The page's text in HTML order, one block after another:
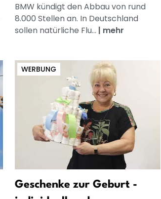
BMW kündigt den Abbau von rund
8.000 Stellen an. In Deutschland
sollen natürliche Flu... | mehr
WERBUNG
Geschenke zur Geburt -